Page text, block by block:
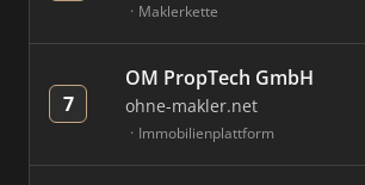
Maklerkette
7
OM PropTech GmbH
ohne-makler.net
Immobilienplattform